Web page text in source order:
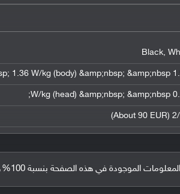
Black,
1.50 W/kg (head)
0.76 W/kg
2/10
في هذه الصفحة بنسبة 100%، وفي حالة وجود خطأ يُرجى